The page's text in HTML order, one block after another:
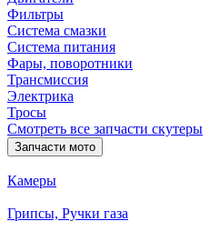
Фильтры
Система смазки
Система питания
Фары, поворотники
Трансмиссия
Электрика
Тросы
Смотреть все запчасти скутеры
Запчасти мото
Камеры
Грипсы, Ручки газа